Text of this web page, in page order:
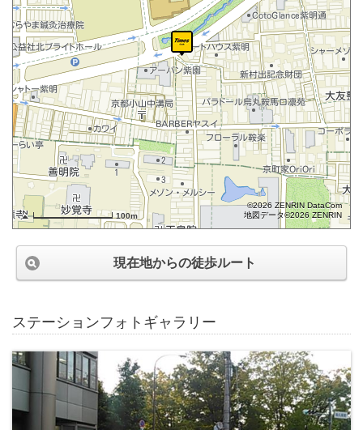
100m
©2026 ZENRIN DataCom
地図データ©2026 ZENRIN
現在地からの徒歩ルート
ステーションフォトギャラリー